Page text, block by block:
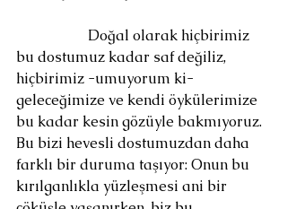
bu dostumuz kadar saf değiliz,
hiçbirimiz -umuyorum ki-
geleceğimize ve kendi öykülerimize
bu kadar kesin gözüyle bakmıyoruz.
Bu bizi hevesli dostumuzdan daha
farklı bir duruma taşıyor: Onun bu
kırılganlıkla yüzleşmesi ani bir